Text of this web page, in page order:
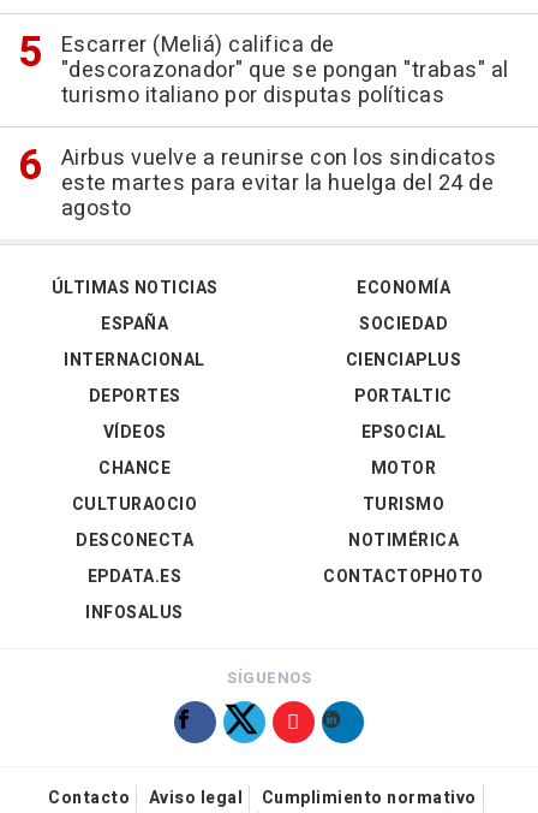
Escarrer (Meliá) califica de
"descorazonador" que se pongan "trabas" al
turismo italiano por disputas políticas
Airbus vuelve a reunirse con los sindicatos
este martes para evitar la huelga del 24 de
agosto
ÚLTIMAS NOTICIAS
ESPAÑA
INTERNACIONAL
DEPORTES
VÍDEOS
ECONOMÍA
SOCIEDAD
CIENCIAPLUS
PORTALTIC
EPSOCIAL
CHANCE
CULTURAOCIO
DESCONECTA
EPDATA.ES
INFOSALUS
MOTOR
TURISMO
NOTIMÉRICA
CONTACTOPHOTO
SÍGUENOS
Contacto Aviso legal
Cumplimiento normativo